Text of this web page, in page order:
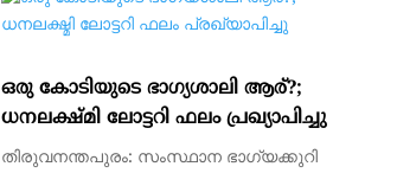
ഒരു കോടിയുടെ ഭാഗ്യശാലി ആര്?;
ധനലക്ഷ്മി ലോട്ടറി ഫലം പ്രഖ്യാപിച്ചു
തിരുവനന്തപുരം: സംസ്ഥാന ഭാഗ്യക്കുറി